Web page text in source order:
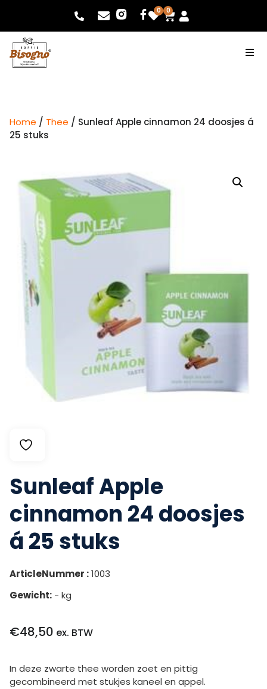
0 0
Home / Thee / Sunleaf Apple cinnamon 24 doosjes á
25 stuks
Sunleaf Apple
cinnamon 24 doosjes
á 25 stuks
ArticleNummer :1003
Gewicht: - kg
€48,50 ex. BTW
In deze zwarte thee worden zoet en pittig
gecombineerd met stukjes kaneel en appel.